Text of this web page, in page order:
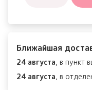
Quick
Calming
Pad
Ближайшая
24 августа, в пункт
24 августа, в